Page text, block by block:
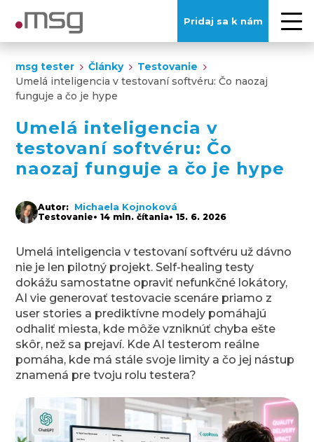
Pridaj sa k nám
msg tester Články
Testovanie
Umelá inteligencia v testovaní softvéru: Čo naozaj
funguje a čo je hype
Umelá inteligencia v
testovaní softvéru: Čo
naozaj funguje a čo je hype
Autor: Michaela Kojnoková
Testovanie• 14 min. čítania• 15. 6. 2026
Umelá inteligencia v testovaní softvéru už dávno
nie je len pilotný projekt. Self-healing testy
dokážu samostatne opraviť nefunkčné lokátory,
AI vie generovať testovacie scenáre priamo z
user stories a prediktívne modely pomáhajú
odhaliť miesta, kde môže vzniknúť chyba ešte
skôr, než sa prejaví. Kde AI testerom reálne
pomáha, kde má stále svoje limity a čo jej nástup
znamená pre tvoju rolu testera?